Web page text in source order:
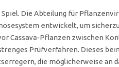
Die Abteilung für
entwickelt, um
Cassava-Pflanzen zwischen
Prüfverfahren. Dieses
die möglicherweise an